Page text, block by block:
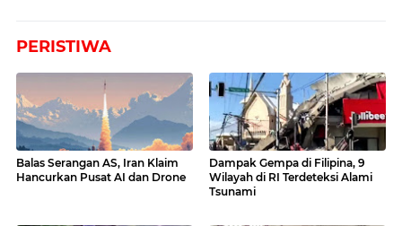
PERISTIWA
Balas Serangan AS, Iran Klaim
Hancurkan Pusat AI dan Drone
Dampak Gempa di Filipina, 9
Wilayah di RI Terdeteksi Alami
Tsunami